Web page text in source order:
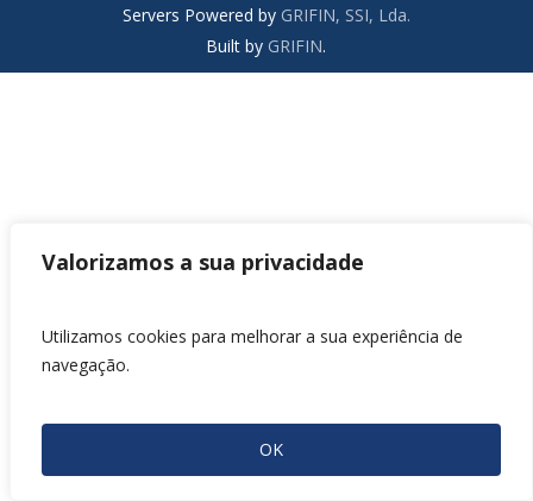
Valorizamos a sua privacidade
Utilizamos cookies para melhorar a sua experiência de
navegação.
OK
Servers Powered by GRIFIN, SSI, Lda.
Built by GRIFIN.